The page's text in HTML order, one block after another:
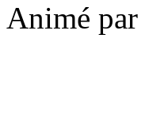
Animé par